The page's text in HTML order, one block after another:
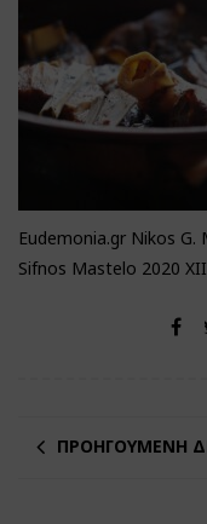
Eudemonia.gr Nikos
Sifnos Mastelo 2020 XII
ΠΡΟΗΓΟΎΜΕΝΗ